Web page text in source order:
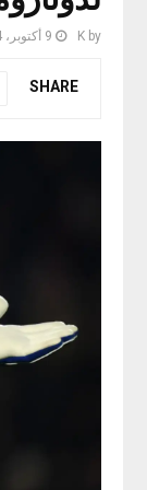
by
K 9 أكتوبر، 2024
SHARE